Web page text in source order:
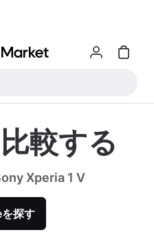
較する
Xperia 1 V
探す